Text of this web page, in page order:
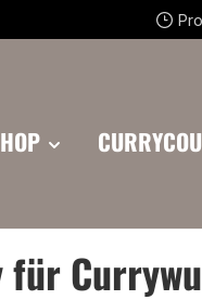
für